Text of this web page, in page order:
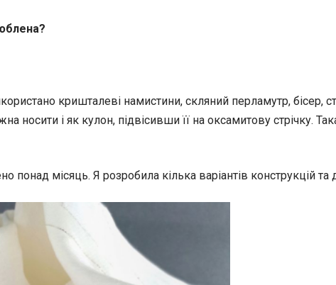
кришталеві намистини, скляний перламутр, бісер,
і як кулон, підвісивши її на оксамитову стрічку.
понад місяць. Я розробила кілька варіантів конструкцій